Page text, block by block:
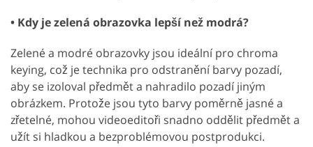
• Kdy je zelená obrazovka lepší než modrá?
Zelené a modré obrazovky jsou ideální pro chroma
keying, což je technika pro odstranění barvy pozadí,
aby se izoloval předmět a nahradilo pozadí jiným
obrázkem. Protože jsou tyto barvy poměrně jasné a
zřetelné, mohou videoeditoři snadno oddělit předmět a
užít si hladkou a bezproblémovou postprodukci.